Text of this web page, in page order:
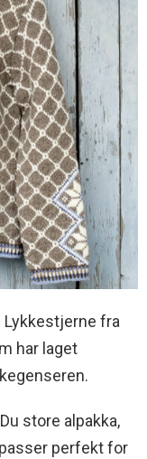
fra
har laget
store alpakka,
perfekt for